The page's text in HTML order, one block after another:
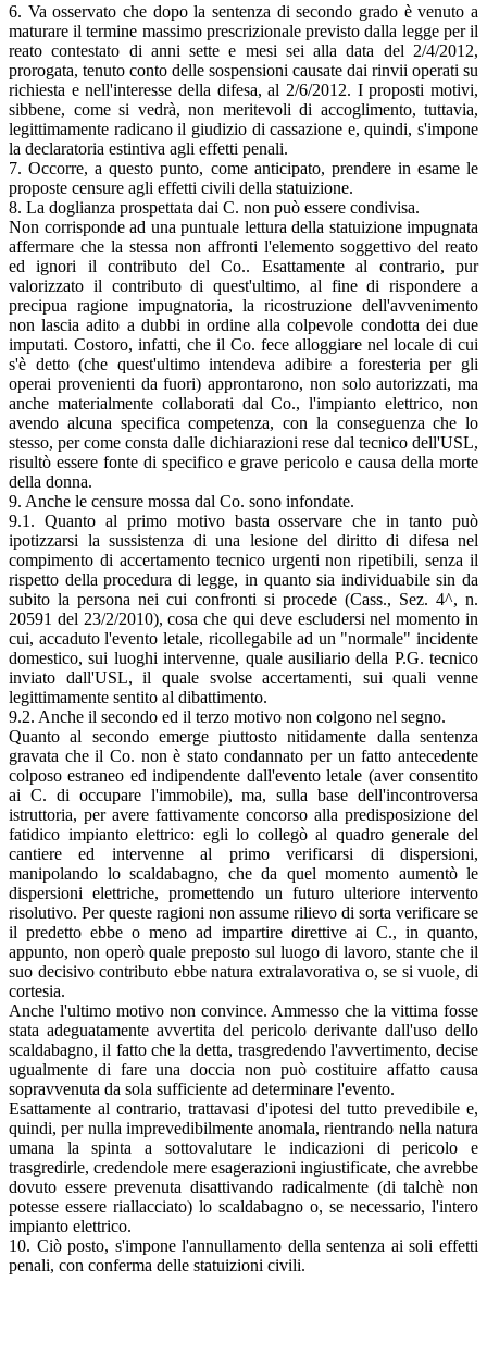
6. Va osservato che dopo la sentenza di secondo grado è venuto a
maturare il termine massimo prescrizionale previsto dalla legge per il
reato contestato di anni sette e mesi sei alla data del 2/4/2012,
prorogata, tenuto conto delle sospensioni causate dai rinvii operati su
richiesta e nell'interesse della difesa, al 2/6/2012. I proposti motivi,
sibbene, come si vedrà, non meritevoli di accoglimento, tuttavia,
legittimamente radicano il giudizio di cassazione e, quindi, s'impone
la declaratoria estintiva agli effetti penali.
7. Occorre, a questo punto, come anticipato, prendere in esame le
proposte censure agli effetti civili della statuizione.
8. La doglianza prospettata dai C. non può essere condivisa.
Non corrisponde ad una puntuale lettura della statuizione impugnata
affermare che la stessa non affronti l'elemento soggettivo del reato
ed ignori il contributo del Co.. Esattamente al contrario, pur
valorizzato il contributo di quest'ultimo, al fine di rispondere a
precipua ragione impugnatoria, la ricostruzione dell'avvenimento
non lascia adito a dubbi in ordine alla colpevole condotta dei due
imputati. Costoro, infatti, che il Co. fece alloggiare nel locale di cui
s'è detto (che quest'ultimo intendeva adibire a foresteria per gli
operai provenienti da fuori) approntarono, non solo autorizzati, ma
anche materialmente collaborati dal Co., l'impianto elettrico, non
avendo alcuna specifica competenza, con la conseguenza che lo
stesso, per come consta dalle dichiarazioni rese dal tecnico dell'USL,
risultò essere fonte di specifico e grave pericolo e causa della morte
della donna.
9. Anche le censure mossa dal Co. sono infondate.
9.1. Quanto al primo motivo basta osservare che in tanto può
ipotizzarsi la sussistenza di una lesione del diritto di difesa nel
compimento di accertamento tecnico urgenti non ripetibili, senza il
rispetto della procedura di legge, in quanto sia individuabile sin da
subito la persona nei cui confronti si procede (Cass., Sez. 4^, n.
20591 del 23/2/2010), cosa che qui deve escludersi nel momento in
cui, accaduto l'evento letale, ricollegabile ad un "normale" incidente
domestico, sui luoghi intervenne, quale ausiliario della P.G. tecnico
inviato dall'USL, il quale svolse accertamenti, sui quali venne
legittimamente sentito al dibattimento.
9.2. Anche il secondo ed il terzo motivo non colgono nel segno.
Quanto al secondo emerge piuttosto nitidamente dalla sentenza
gravata che il Co. non è stato condannato per un fatto antecedente
colposo estraneo ed indipendente dall'evento letale (aver consentito
ai C. di occupare l'immobile), ma, sulla base dell'incontroversa
istruttoria, per avere fattivamente concorso alla predisposizione del
fatidico impianto elettrico: egli lo collegò al quadro generale del
cantiere ed intervenne al primo verificarsi di dispersioni,
manipolando lo scaldabagno, che da quel momento aumentò le
dispersioni elettriche, promettendo un futuro ulteriore intervento
risolutivo. Per queste ragioni non assume rilievo di sorta verificare se
il predetto ebbe o meno ad impartire direttive ai C., in quanto,
appunto, non operò quale preposto sul luogo di lavoro, stante che il
suo decisivo contributo ebbe natura extralavorativa o, se si vuole, di
cortesia.
Anche l'ultimo motivo non convince. Ammesso che la vittima fosse
stata adeguatamente avvertita del pericolo derivante dall'uso dello
scaldabagno, il fatto che la detta, trasgredendo l'avvertimento, decise
ugualmente di fare una doccia non può costituire affatto causa
sopravvenuta da sola sufficiente ad determinare l'evento.
Esattamente al contrario, trattavasi d'ipotesi del tutto prevedibile e,
quindi, per nulla imprevedibilmente anomala, rientrando nella natura
umana la spinta a sottovalutare le indicazioni di pericolo e
trasgredirle, credendole mere esagerazioni ingiustificate, che avrebbe
dovuto essere prevenuta disattivando radicalmente (di talchè non
potesse essere riallacciato) lo scaldabagno o, se necessario, l'intero
impianto elettrico.
10. Ciò posto, s'impone l'annullamento della sentenza ai soli effetti
penali, con conferma delle statuizioni civili.